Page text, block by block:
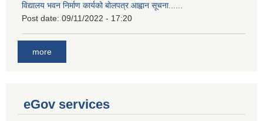
विद्यालय भवन निर्माण कार्यको बोलपत्र आह्वान सूचना......
Post date: 09/11/2022 - 17:20
more
eGov services